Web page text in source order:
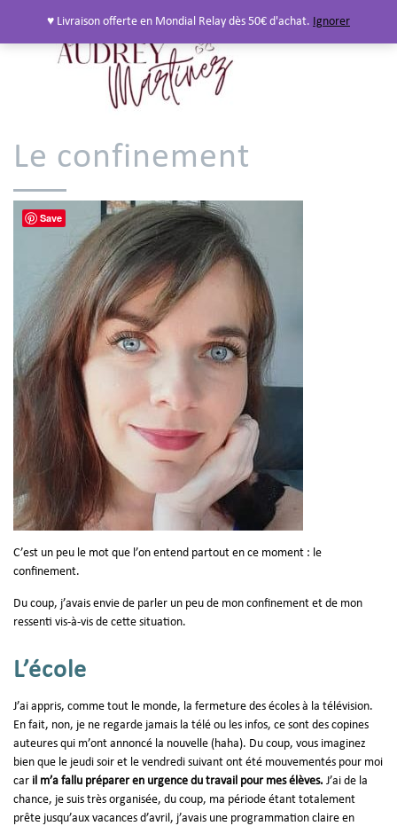
Le confinement
C’est un peu le mot que l’on entend partout en ce moment : le
confinement.
Du coup, j’avais envie de parler un peu de mon confinement et de mon
ressenti vis-à-vis de cette situation.
L’école
J’ai appris, comme tout le monde, la fermeture des écoles à la télévision.
En fait, non, je ne regarde jamais la télé ou les infos, ce sont des copines
auteures qui m’ont annoncé la nouvelle (haha). Du coup, vous imaginez
bien que le jeudi soir et le vendredi suivant ont été mouvementés pour moi
car il m’a fallu préparer en urgence du travail pour mes élèves. J’ai de la
chance, je suis très organisée, du coup, ma période étant totalement
prête jusqu’aux vacances d’avril, j’avais une programmation claire en
♥ Livraison offerte en Mondial Relay dès 50€ d'achat. Ignorer
Save